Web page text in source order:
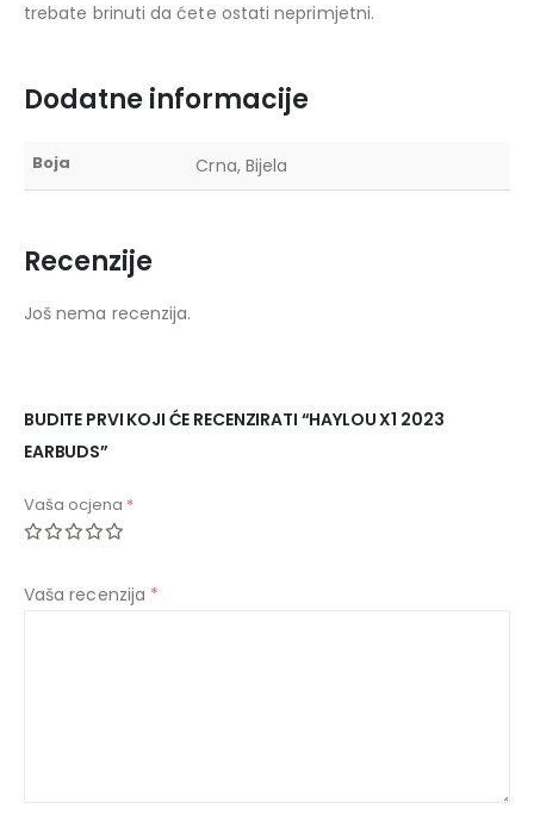
trebate brinuti da ćete ostati neprimjetni.
Dodatne informacije
Boja Crna, Bijela
Recenzije
Još nema recenzija.
BUDITE PRVI KOJI ĆE RECENZIRATI “HAYLOU X1 2023
EARBUDS”
Vaša ocjena *
Vaša recenzija *